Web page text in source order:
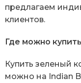
предлагаем
клиентов.
Где можно
Купить зеленый
можно на Indian